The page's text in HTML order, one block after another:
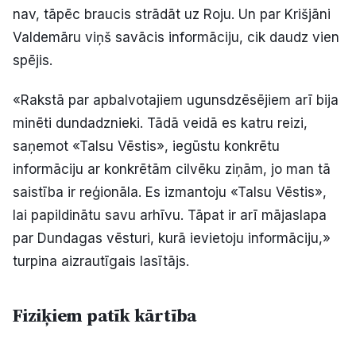
nav, tāpēc braucis strādāt uz Roju. Un par Krišjāni
Valdemāru viņš savācis informāciju, cik daudz vien
spējis.
«Rakstā par apbalvotajiem ugunsdzēsējiem arī bija
minēti dundadznieki. Tādā veidā es katru reizi,
saņemot «Talsu Vēstis», iegūstu konkrētu
informāciju ar konkrētām cilvēku ziņām, jo man tā
saistība ir reģionāla. Es izmantoju «Talsu Vēstis»,
lai papildinātu savu arhīvu. Tāpat ir arī mājaslapa
par Dundagas vēsturi, kurā ievietoju informāciju,»
turpina aizrautīgais lasītājs.
Fiziķiem patīk kārtība